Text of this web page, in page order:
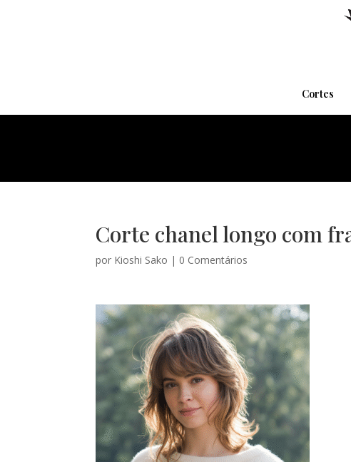
Cortes
Corte chanel longo com
por Kioshi Sako | 0 Comentários